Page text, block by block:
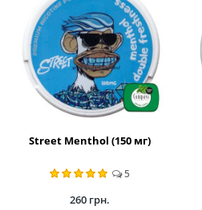
Street Menthol (150 мг)
5
260 грн.